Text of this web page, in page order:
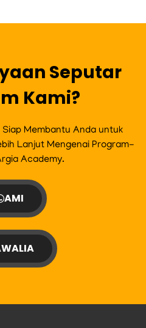
Seputar
Kami?
Membantu Anda untuk
Lanjut Mengenai Program-
Academy.
AMI